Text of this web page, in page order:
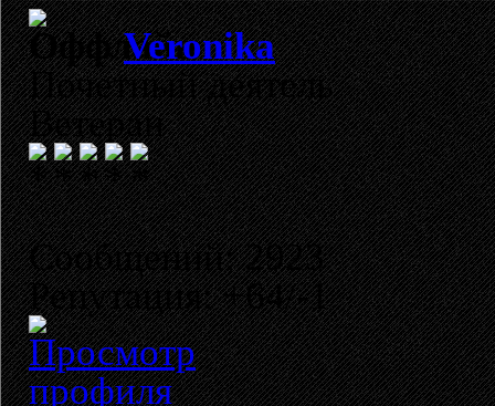
Veronika
Почетный деятель
Ветеран
Сообщений: 2923
Репутация: +64/-1